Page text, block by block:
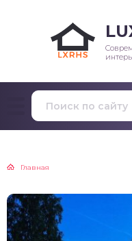
Главная